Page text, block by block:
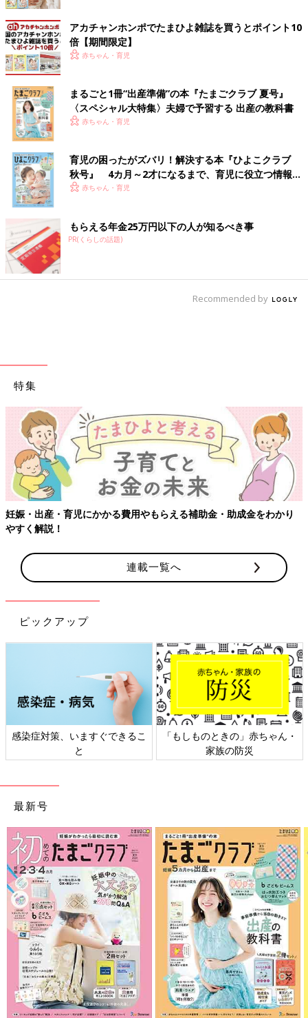
出典：Instagramアカウント「saku.kurashi_」
saku.kurashi_さんが「コンパクトなのにちゃんと使える優秀アイ
テム」と絶賛するのは、セリアで購入した「カラビナ付きリップ
ケース」。内側は起毛生地で、お気に入りのリップを傷つけずに
出典：Instagramアカウント「domo_tk」
domo_tkさんがセリアで購入したのは、かわいすぎて一目ぼれし
たという犬モチーフのコーム。110円とは思えないクオリティで
高見えしていますね。「職場に持って行ってモチベを上げた
い！」と、お気に入りの様子♪
アカチャンホンポでたまひよ雑誌を買うとポイント10
倍【期間限定】
赤ちゃん・育児
まるごと1冊“出産準備”の本『たまごクラブ 夏号』
〈スペシャル大特集〉夫婦で予習する 出産の教科書
赤ちゃん・育児
育児の困ったがズバリ！解決する本『ひよこクラブ
秋号』 4カ月～2才になるまで、育児に役立つ情報が
いっぱい！
赤ちゃん・育児
もらえる年金25万円以下の人が知るべき事
PR(くらしの話題)
Recommended by
特集
り
【ワクチン接種できるものも】妊婦の感染症対策、知っておい
連載一覧へ
ピックアップ
ちゃん・
日本外来小児科学会リーフレッ
六星占術 細木かおり
最新号